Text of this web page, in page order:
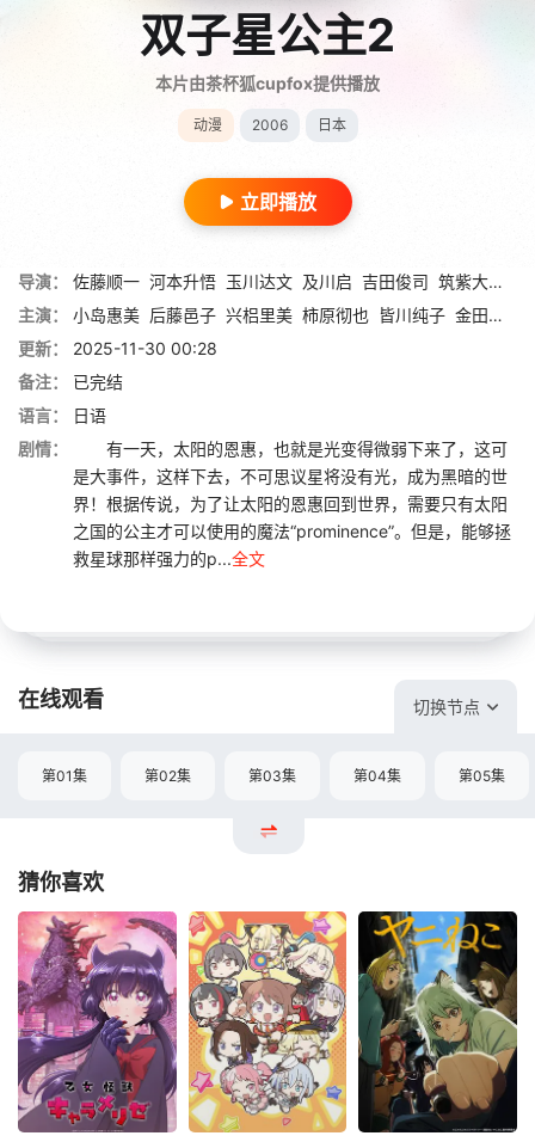
双子星公主2
本片由茶杯狐cupfox提供播放
动漫 2006 日本
立即播放
导演： 佐藤顺一 河本升悟 玉川达文 及川启 吉田俊司 筑紫大介
主演：
小岛惠美 后藤邑子 兴梠里美 柿原彻也 皆川纯子 金田朋子
更新：
2025-11-30 00:28
备注：
已完结
语言：
日语
剧情：
有一天，太阳的恩惠，也就是光变得微弱下来了，这可
是大事件，这样下去，不可思议星将没有光，成为黑暗的世
界！根据传说，为了让太阳的恩惠回到世界，需要只有太阳
之国的公主才可以使用的魔法“prominence”。但是，能够拯
救星球那样强力的p...全文
在线观看 切换节点
第01集 第02集 第03集 第04集 第05集
猜你喜欢